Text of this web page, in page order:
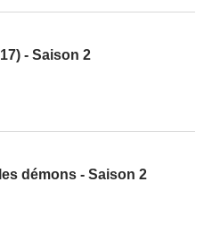
- Saison 2
démons - Saison 2